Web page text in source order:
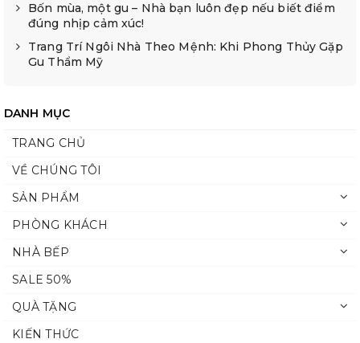
Bốn mùa, một gu – Nhà bạn luôn đẹp nếu biết điểm
đúng nhịp cảm xúc!
Trang Trí Ngôi Nhà Theo Mệnh: Khi Phong Thủy Gặp
Gu Thẩm Mỹ
DANH MỤC
TRANG CHỦ
VỀ CHÚNG TÔI
SẢN PHẨM
PHÒNG KHÁCH
NHÀ BẾP
SALE 50%
QUÀ TẶNG
KIẾN THỨC